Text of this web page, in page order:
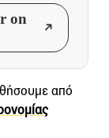
on
από